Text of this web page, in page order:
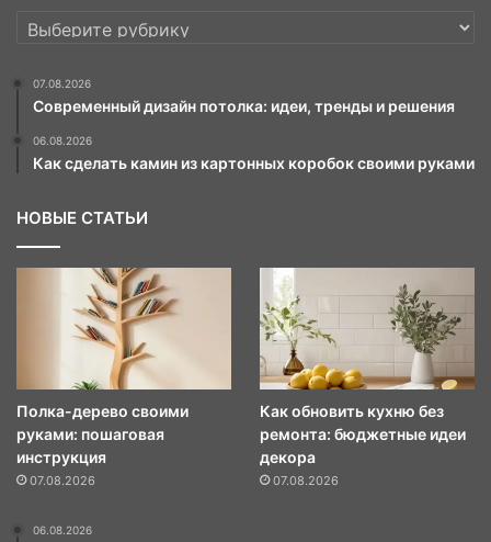
РУБРИКИ
07.08.2026
Современный дизайн потолка: идеи, тренды и решения
06.08.2026
Как сделать камин из картонных коробок своими руками
НОВЫЕ СТАТЬИ
Полка-дерево своими
руками: пошаговая
инструкция
07.08.2026
Как обновить кухню без
ремонта: бюджетные идеи
декора
07.08.2026
06.08.2026